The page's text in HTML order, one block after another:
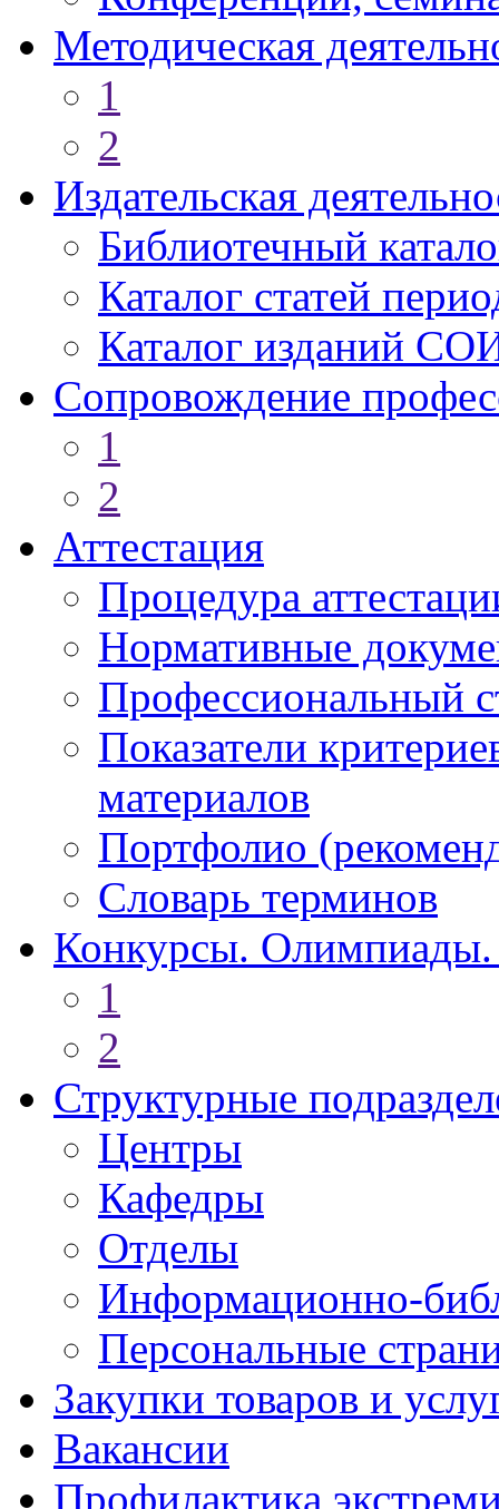
Методическая
1
2
Издательская
Библиотечный
Каталог статей
Каталог изданий
Сопровождение
1
2
Аттестация
Процедура
Нормативные
Профессиональный
Показатели
материалов
Портфолио
Словарь терминов
Конкурсы.
1
2
Структурные
Центры
Кафедры
Отделы
Информационно-
Персональные
Закупки товаров и
Вакансии
Профилактика